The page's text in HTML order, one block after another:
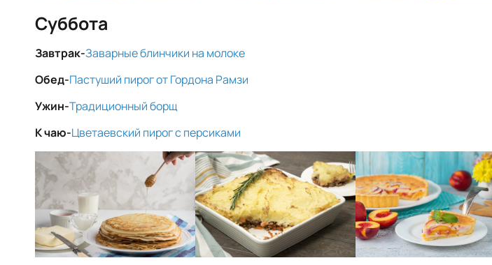
Суббота
Завтрак-Заварные блинчики на молоке
Обед-Пастуший пирог от Гордона Рамзи
Ужин-Традиционный борщ
К чаю-Цветаевский пирог с персиками